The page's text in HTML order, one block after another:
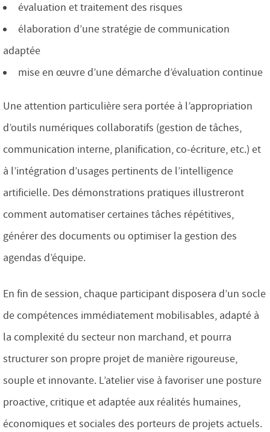
évaluation et traitement des risques
élaboration d’une stratégie de communication
adaptée
mise en œuvre d’une démarche d’évaluation continue
Une attention particulière sera portée à l’appropriation
d’outils numériques collaboratifs (gestion de tâches,
communication interne, planification, co-écriture, etc.) et
à l’intégration d’usages pertinents de l’intelligence
artificielle. Des démonstrations pratiques illustreront
comment automatiser certaines tâches répétitives,
générer des documents ou optimiser la gestion des
agendas d’équipe.
En fin de session, chaque participant disposera d’un socle
de compétences immédiatement mobilisables, adapté à
la complexité du secteur non marchand, et pourra
structurer son propre projet de manière rigoureuse,
souple et innovante. L’atelier vise à favoriser une posture
proactive, critique et adaptée aux réalités humaines,
économiques et sociales des porteurs de projets actuels.